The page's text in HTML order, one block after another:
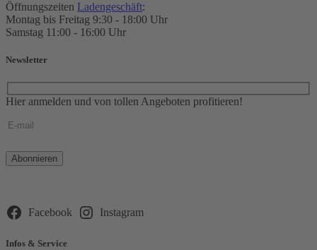
Öffnungszeiten Ladengeschäft:
Montag bis Freitag 9:30 - 18:00 Uhr
Samstag 11:00 - 16:00 Uhr
Newsletter
Hier anmelden und von tollen Angeboten profitieren!
Bitte
lasse
leer.
Facebook Instagram
Infos & Service